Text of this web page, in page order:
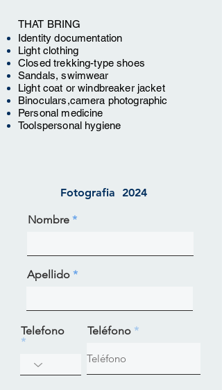
THAT BRING
Identity documentation
Light clothing
Closed trekking-type shoes
Sandals, swimwear
Light coat or windbreaker jacket
Binoculars,camera photographic
Personal medicine
Toolspersonal hygiene
Fotografia 2024
Nombre
Apellido
Telefono Teléfono